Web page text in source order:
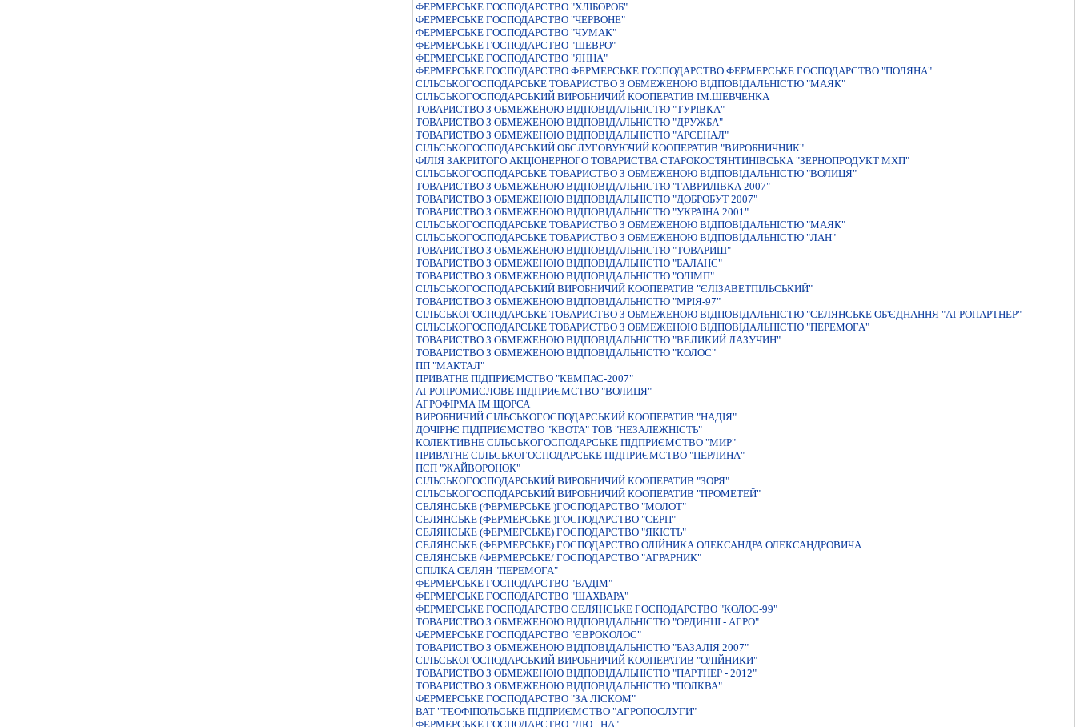
ФЕРМЕРСЬКЕ ГОСПОДАРСТВО "ХЛIБОРОБ"
ФЕРМЕРСЬКЕ ГОСПОДАРСТВО "ЧЕРВОНЕ"
ФЕРМЕРСЬКЕ ГОСПОДАРСТВО "ЧУМАК"
ФЕРМЕРСЬКЕ ГОСПОДАРСТВО "ШЕВРО"
ФЕРМЕРСЬКЕ ГОСПОДАРСТВО "ЯННА"
ФЕРМЕРСЬКЕ ГОСПОДАРСТВО ФЕРМЕРСЬКЕ ГОСПОДАРСТВО ФЕРМЕРСЬКЕ ГОСПОДАРСТВО "ПОЛЯНА"
СIЛЬСЬКОГОСПОДАРСЬКЕ ТОВАРИСТВО З ОБМЕЖЕНОЮ ВIДПОВIДАЛЬНIСТЮ "МАЯК"
СIЛЬСЬКОГОСПОДАРСЬКИЙ ВИРОБНИЧИЙ КООПЕРАТИВ IМ.ШЕВЧЕНКА
ТОВАРИСТВО З ОБМЕЖЕНОЮ ВIДПОВIДАЛЬНIСТЮ "ТУРIВКА"
ТОВАРИСТВО З ОБМЕЖЕНОЮ ВІДПОВІДАЛЬНІСТЮ "ДРУЖБА"
ТОВАРИСТВО З ОБМЕЖЕНОЮ ВІДПОВІДАЛЬНІСТЮ "АРСЕНАЛ"
СIЛЬСЬКОГОСПОДАРСЬКИЙ ОБСЛУГОВУЮЧИЙ КООПЕРАТИВ "ВИРОБНИЧНИК"
ФIЛIЯ ЗАКРИТОГО АКЦIОНЕРНОГО ТОВАРИСТВА СТАРОКОСТЯНТИНIВСЬКА "ЗЕРНОПРОДУКТ МХП"
СIЛЬСЬКОГОСПОДАРСЬКЕ ТОВАРИСТВО З ОБМЕЖЕНОЮ ВIДПОВIДАЛЬНIСТЮ "ВОЛИЦЯ"
ТОВАРИСТВО З ОБМЕЖЕНОЮ ВIДПОВIДАЛЬНIСТЮ "ГАВРИЛIВКА 2007"
ТОВАРИСТВО З ОБМЕЖЕНОЮ ВIДПОВIДАЛЬНIСТЮ "ДОБРОБУТ 2007"
ТОВАРИСТВО З ОБМЕЖЕНОЮ ВIДПОВIДАЛЬНIСТЮ "УКРАЇНА 2001"
СIЛЬСЬКОГОСПОДАРСЬКЕ ТОВАРИСТВО З ОБМЕЖЕНОЮ ВIДПОВIДАЛЬНIСТЮ "МАЯК"
СІЛЬСЬКОГОСПОДАРСЬКЕ ТОВАРИСТВО З ОБМЕЖЕНОЮ ВІДПОВІДАЛЬНІСТЮ "ЛАН"
ТОВАРИСТВО З ОБМЕЖЕНОЮ ВIДПОВIДАЛЬНIСТЮ "ТОВАРИШ"
ТОВАРИСТВО З ОБМЕЖЕНОЮ ВIДПОВIДАЛЬНIСТЮ "БАЛАНС"
ТОВАРИСТВО З ОБМЕЖЕНОЮ ВІДПОВІДАЛЬНІСТЮ "ОЛІМП"
СІЛЬСЬКОГОСПОДАРСЬКИЙ ВИРОБНИЧИЙ КООПЕРАТИВ "ЄЛІЗАВЕТПІЛЬСЬКИЙ"
ТОВАРИСТВО З ОБМЕЖЕНОЮ ВІДПОВІДАЛЬНІСТЮ "МРІЯ-97"
СІЛЬСЬКОГОСПОДАРСЬКЕ ТОВАРИСТВО З ОБМЕЖЕНОЮ ВІДПОВІДАЛЬНІСТЮ "СЕЛЯНСЬКЕ ОБ'ЄДНАННЯ "АГРОПАРТНЕР"
СІЛЬСЬКОГОСПОДАРСЬКЕ ТОВАРИСТВО З ОБМЕЖЕНОЮ ВІДПОВІДАЛЬНІСТЮ "ПЕРЕМОГА"
ТОВАРИСТВО З ОБМЕЖЕНОЮ ВІДПОВІДАЛЬНІСТЮ "ВЕЛИКИЙ ЛАЗУЧИН"
ТОВАРИСТВО З ОБМЕЖЕНОЮ ВІДПОВІДАЛЬНІСТЮ "КОЛОС"
ПП "МАКТАЛ"
ПРИВАТНЕ ПІДПРИЄМСТВО "КЕМПАС-2007"
АГРОПРОМИСЛОВЕ ПІДПРИЄМСТВО "ВОЛИЦЯ"
АГРОФIРМА IМ.ЩОРСА
ВИРОБНИЧИЙ СІЛЬСЬКОГОСПОДАРСЬКИЙ КООПЕРАТИВ "НАДІЯ"
ДОЧIРНЄ ПIДПРИЄМСТВО "КВОТА" ТОВ "НЕЗАЛЕЖНIСТЬ"
КОЛЕКТИВНЕ СIЛЬСЬКОГОСПОДАРСЬКЕ ПIДПРИЄМСТВО "МИР"
ПРИВАТНЕ СIЛЬСЬКОГОСПОДАРСЬКЕ ПIДПРИЄМСТВО "ПЕРЛИНА"
ПСП "ЖАЙВОРОНОК"
СІЛЬСЬКОГОСПОДАРСЬКИЙ ВИРОБНИЧИЙ КООПЕРАТИВ "ЗОРЯ"
СІЛЬСЬКОГОСПОДАРСЬКИЙ ВИРОБНИЧИЙ КООПЕРАТИВ "ПРОМЕТЕЙ"
СЕЛЯНСЬКЕ (ФЕРМЕРСЬКЕ )ГОСПОДАРСТВО "МОЛОТ"
СЕЛЯНСЬКЕ (ФЕРМЕРСЬКЕ )ГОСПОДАРСТВО "СЕРП"
СЕЛЯНСЬКЕ (ФЕРМЕРСЬКЕ) ГОСПОДАРСТВО "ЯКІСТЬ"
СЕЛЯНСЬКЕ (ФЕРМЕРСЬКЕ) ГОСПОДАРСТВО ОЛIЙНИКА ОЛЕКСАНДРА ОЛЕКСАНДРОВИЧА
СЕЛЯНСЬКЕ /ФЕРМЕРСЬКЕ/ ГОСПОДАРСТВО "АГРАРНИК"
СПIЛКА СЕЛЯН "ПЕРЕМОГА"
ФЕРМЕРСЬКЕ ГОСПОДАРСТВО "ВАДIМ"
ФЕРМЕРСЬКЕ ГОСПОДАРСТВО "ШАХВАРА"
ФЕРМЕРСЬКЕ ГОСПОДАРСТВО СЕЛЯНСЬКЕ ГОСПОДАРСТВО "КОЛОС-99"
ТОВАРИСТВО З ОБМЕЖЕНОЮ ВІДПОВІДАЛЬНІСТЮ "ОРДИНЦІ - АГРО"
ФЕРМЕРСЬКЕ ГОСПОДАРСТВО "ЄВРОКОЛОС"
ТОВАРИСТВО З ОБМЕЖЕНОЮ ВIДПОВIДАЛЬНIСТЮ "БАЗАЛIЯ 2007"
СIЛЬСЬКОГОСПОДАРСЬКИЙ ВИРОБНИЧИЙ КООПЕРАТИВ "ОЛIЙНИКИ"
ТОВАРИСТВО З ОБМЕЖЕНОЮ ВІДПОВІДАЛЬНІСТЮ "ПАРТНЕР - 2012"
ТОВАРИСТВО З ОБМЕЖЕНОЮ ВІДПОВІДАЛЬНІСТЮ "ПОЛКВА"
ФЕРМЕРСЬКЕ ГОСПОДАРСТВО "ЗА ЛІСКОМ"
ВАТ "ТЕОФІПОЛЬСЬКЕ ПІДПРИЄМСТВО "АГРОПОСЛУГИ"
ФЕРМЕРСЬКЕ ГОСПОДАРСТВО "ДЮ - НА"